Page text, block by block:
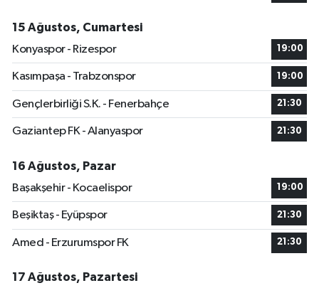
15 Ağustos, Cumartesi
Konyaspor - Rizespor
19:00
Kasımpaşa - Trabzonspor 19:00
Gençlerbirliği S.K. - Fenerbahçe 21:30
Gaziantep FK - Alanyaspor 21:30
16 Ağustos, Pazar
Başakşehir - Kocaelispor
19:00
Beşiktaş - Eyüpspor 21:30
Amed - Erzurumspor FK 21:30
17 Ağustos, Pazartesi